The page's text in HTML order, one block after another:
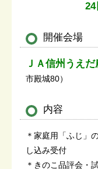
24日（日
開催会場
ＪＡ信州うえ
市殿城80）
内容
＊家庭用「ふじ」
し込み受付
＊きのこ品評会・